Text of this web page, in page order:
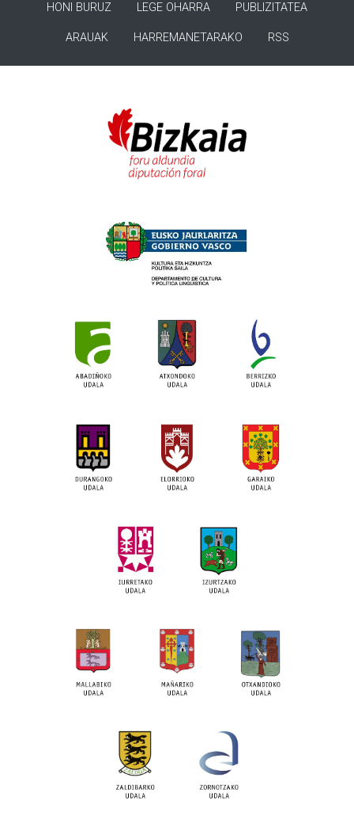
HONI BURUZ LEGE OHARRA PUBLIZITATEA
ARAUAK HARREMANETARAKO RSS